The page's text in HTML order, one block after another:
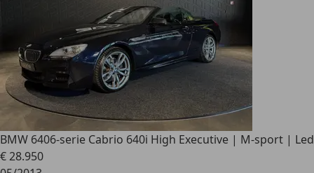
BMW 6406-serie Cabrio 640i High Executive | M-sport | Led
€ 28.950